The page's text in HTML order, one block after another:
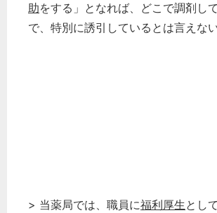
助をする」となれば、どこで調剤し
で、特別に誘引しているとは言えない
> 当薬局では、職員に福利厚生とし